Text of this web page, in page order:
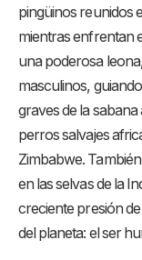
pingüinos reunidos
mientras enfrentan
una poderosa
masculinos,
graves de la
perros salvajes
Zimbabwe.
en las selvas de la
creciente presión
del planeta: el ser